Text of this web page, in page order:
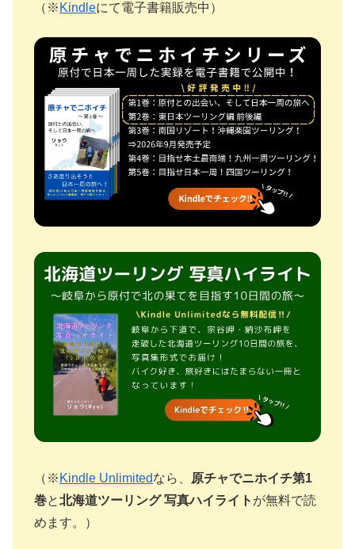
（※ Kindleにて電子書籍販売中）
（※ Kindle Unlimitedなら、
原チャでニホイチ第1
巻と北海道ツーリング 写真ハイライト が無料で読
めます。）